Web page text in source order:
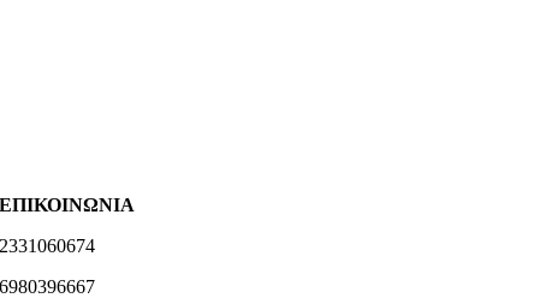
ΕΠΙΚΟΙΝΩΝΙΑ
2331060674
6980396667